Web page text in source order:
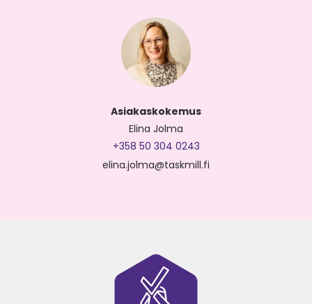
Asiakaskokemus
Elina Jolma
+358 50 304 0243
elina.jolma@taskmill.fi